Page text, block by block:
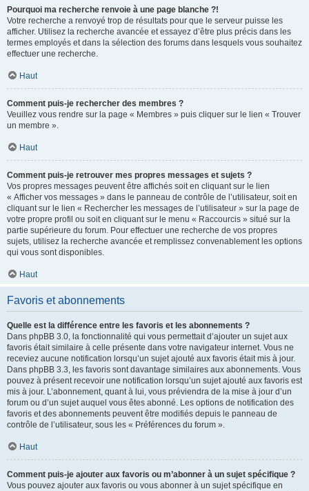
Pourquoi ma recherche renvoie à une page blanche ?!
Votre recherche a renvoyé trop de résultats pour que le serveur puisse les
afficher. Utilisez la recherche avancée et essayez d’être plus précis dans les
termes employés et dans la sélection des forums dans lesquels vous souhaitez
effectuer une recherche.
Haut
Comment puis-je rechercher des membres ?
Veuillez vous rendre sur la page « Membres » puis cliquer sur le lien « Trouver
un membre ».
Haut
Comment puis-je retrouver mes propres messages et sujets ?
Vos propres messages peuvent être affichés soit en cliquant sur le lien
« Afficher vos messages » dans le panneau de contrôle de l’utilisateur, soit en
cliquant sur le lien « Rechercher les messages de l’utilisateur » sur la page de
votre propre profil ou soit en cliquant sur le menu « Raccourcis » situé sur la
partie supérieure du forum. Pour effectuer une recherche de vos propres
sujets, utilisez la recherche avancée et remplissez convenablement les options
qui vous sont disponibles.
Haut
Favoris et abonnements
Quelle est la différence entre les favoris et les abonnements ?
Dans phpBB 3.0, la fonctionnalité qui vous permettait d’ajouter un sujet aux
favoris était similaire à celle présente dans votre navigateur internet. Vous ne
receviez aucune notification lorsqu’un sujet ajouté aux favoris était mis à jour.
Dans phpBB 3.3, les favoris sont davantage similaires aux abonnements. Vous
pouvez à présent recevoir une notification lorsqu’un sujet ajouté aux favoris est
mis à jour. L’abonnement, quant à lui, vous préviendra de la mise à jour d’un
forum ou d’un sujet auquel vous êtes abonné. Les options de notification des
favoris et des abonnements peuvent être modifiés depuis le panneau de
contrôle de l’utilisateur, sous les « Préférences du forum ».
Haut
Comment puis-je ajouter aux favoris ou m’abonner à un sujet spécifique ?
Vous pouvez ajouter aux favoris ou vous abonner à un sujet spécifique en